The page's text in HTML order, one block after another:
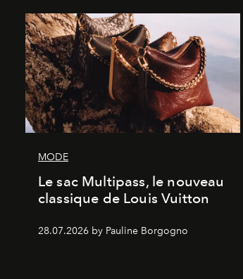
MODE
Le sac Multipass, le nouveau
classique de Louis Vuitton
28.07.2026 by Pauline Borgogno